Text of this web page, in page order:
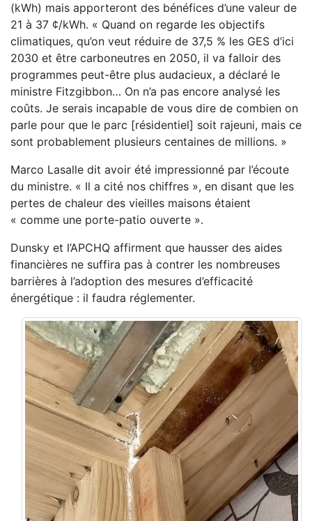
(kWh) mais apporteront des bénéfices d’une valeur de
21 à 37 ¢/kWh. « Quand on regarde les objectifs
climatiques, qu’on veut réduire de 37,5 % les GES d’ici
2030 et être carboneutres en 2050, il va falloir des
programmes peut-être plus audacieux, a déclaré le
ministre Fitzgibbon… On n’a pas encore analysé les
coûts. Je serais incapable de vous dire de combien on
parle pour que le parc [résidentiel] soit rajeuni, mais ce
sont probablement plusieurs centaines de millions. »
Marco Lasalle dit avoir été impressionné par l’écoute
du ministre. « Il a cité nos chiffres », en disant que les
pertes de chaleur des vieilles maisons étaient
« comme une porte-patio ouverte ».
Dunsky et l’APCHQ affirment que hausser des aides
financières ne suffira pas à contrer les nombreuses
barrières à l’adoption des mesures d’efficacité
énergétique : il faudra réglementer.